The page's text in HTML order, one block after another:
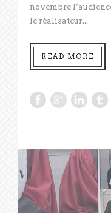
novembre
le réalisateur...
READ MORE